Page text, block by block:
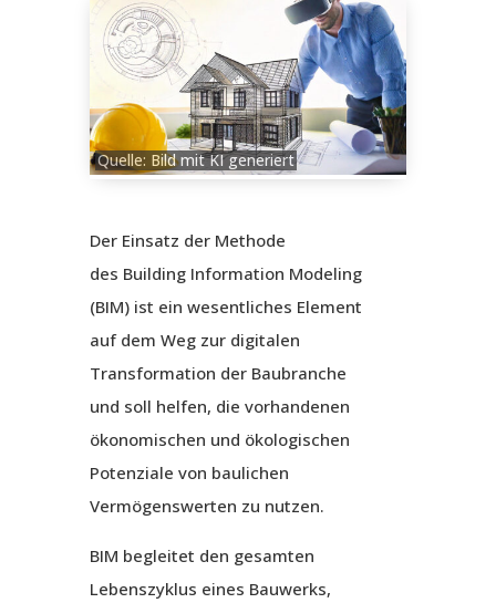
Quelle: Bild mit KI generiert
Der Einsatz der Methode
des Building Information Modeling
(BIM)ist ein wesentliches Element
auf dem Weg zur digitalen
Transformation der Baubranche
und soll helfen, die vorhandenen
ökonomischen und ökologischen
Potenziale von baulichen
Vermögenswerten zu nutzen.
BIM begleitet den gesamten
Lebenszyklus eines Bauwerks,